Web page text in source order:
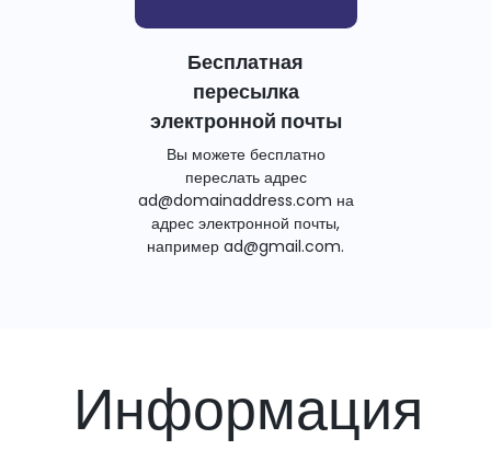
Бесплатная
пересылка
электронной почты
Вы можете бесплатно
переслать адрес
ad@domainaddress.com на
адрес электронной почты,
например ad@gmail.com.
Информация